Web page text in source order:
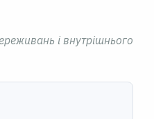
і внутрішнього